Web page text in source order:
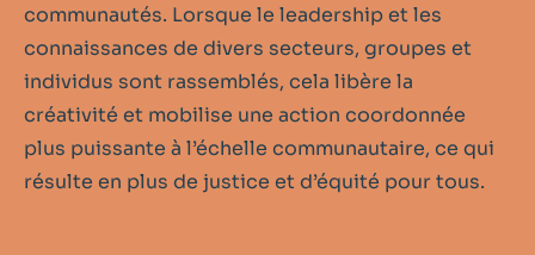
communautés. Lorsque le leadership et les
connaissances de divers secteurs, groupes et
individus sont rassemblés, cela libère la
créativité et mobilise une action coordonnée
plus puissante à l’échelle communautaire, ce qui
résulte en plus de justice et d’équité pour tous.